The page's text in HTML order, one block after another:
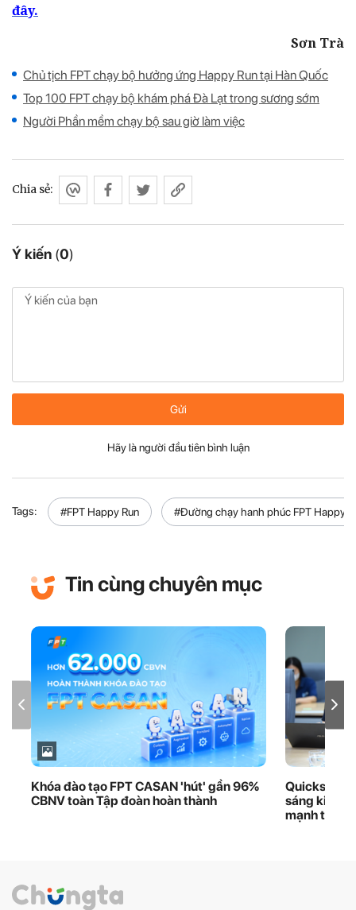
đây.
Sơn Trà
Chủ tịch FPT chạy bộ hưởng ứng Happy Run tại Hàn Quốc
Top 100 FPT chạy bộ khám phá Đà Lạt trong sương sớm
Người Phần mềm chạy bộ sau giờ làm việc
Ý kiến (0)
Chia sẻ:
Gửi
Hãy là người đầu tiên bình luận
Tags: #FPT Happy Run #Đường chạy hanh phúc FPT Happy
Tin cùng chuyên mục
Khóa đào tạo FPT CASAN 'hút' gần 96%
CBNV toàn Tập đoàn hoàn thành
Quickshare
sáng kiến
mạnh